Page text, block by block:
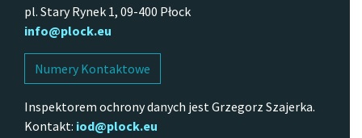
pl. Stary Rynek 1, 09-400 Płock
info@plock.eu
Numery Kontaktowe
Inspektorem ochrony danych jest Grzegorz Szajerka.
Kontakt: iod@plock.eu